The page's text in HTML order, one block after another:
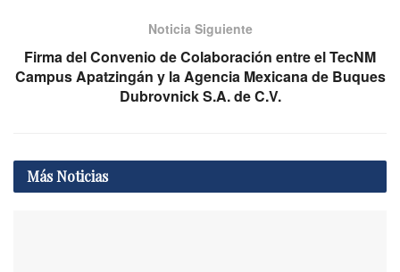
Noticia Siguiente
Firma del Convenio de Colaboración entre el TecNM
Campus Apatzingán y la Agencia Mexicana de Buques
Dubrovnick S.A. de C.V.
MásNoticias